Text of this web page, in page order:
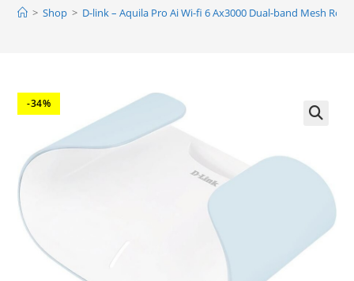
> Shop > D-link – Aquila Pro Ai Wi-fi 6 Ax3000 Dual-band Mesh
-34%